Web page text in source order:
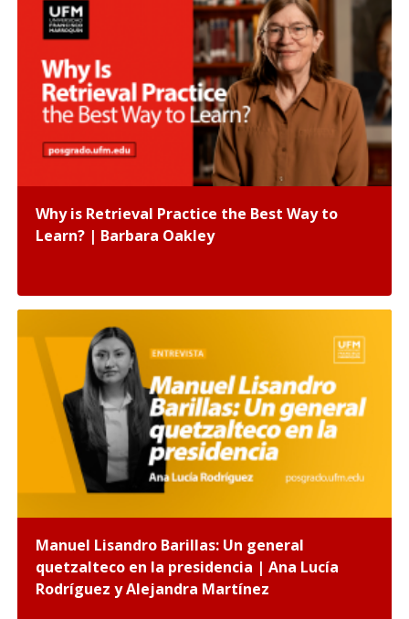
Why is Retrieval Practice the Best Way to
Learn? | Barbara Oakley
Manuel Lisandro Barillas: Un general
quetzalteco en la presidencia | Ana Lucía
Rodríguez y Alejandra Martínez